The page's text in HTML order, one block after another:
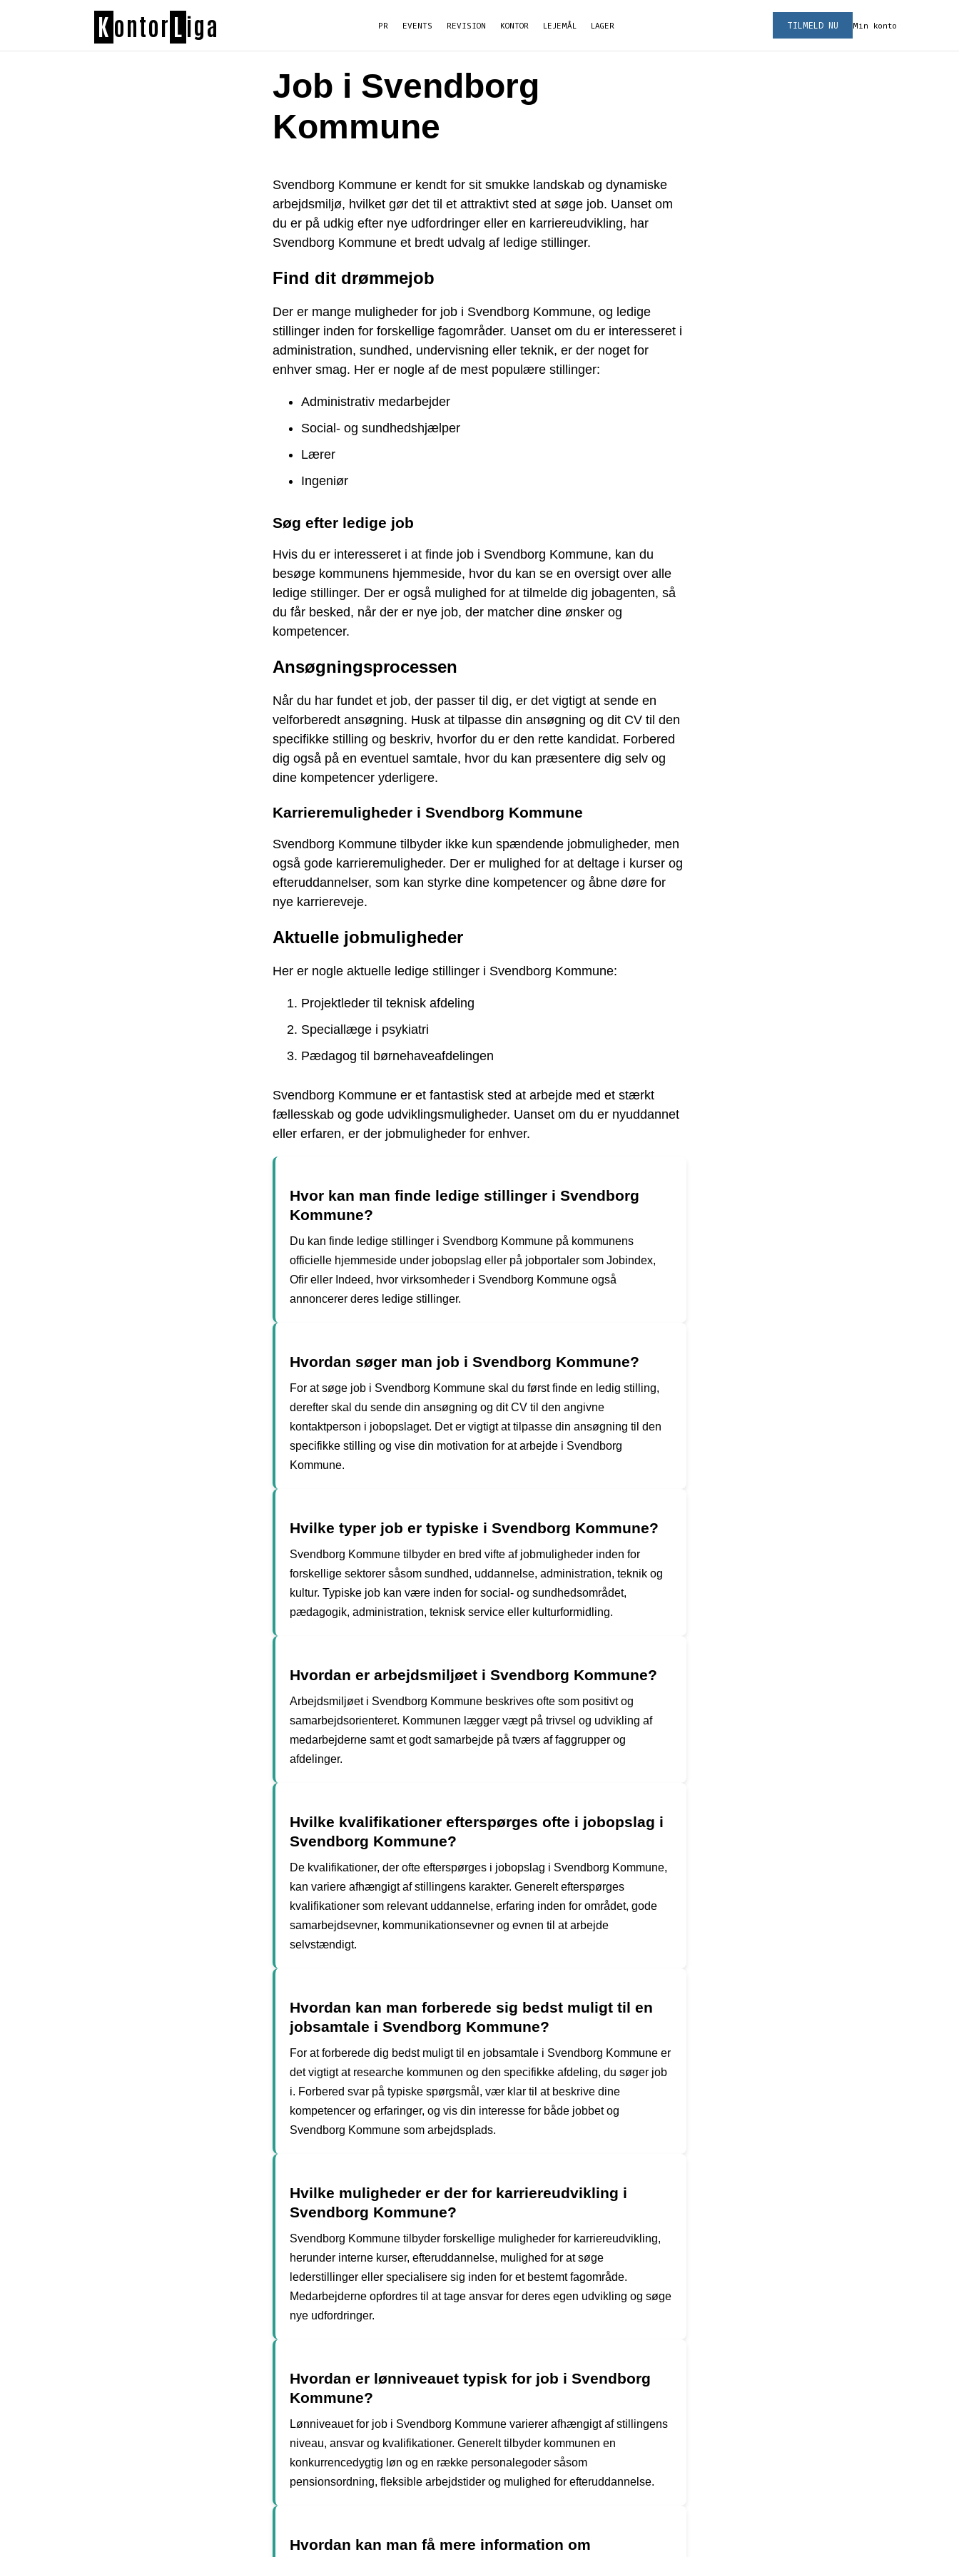
K ontor L iga PR EVENTS REVISION KONTOR LEJEMÅL LAGER Min konto
TILMELD NU
Job i Svendborg
Kommune
Svendborg Kommune er kendt for sit smukke landskab og dynamiske
arbejdsmiljø, hvilket gør det til et attraktivt sted at søge job. Uanset om
du er på udkig efter nye udfordringer eller en karriereudvikling, har
Svendborg Kommune et bredt udvalg af ledige stillinger.
Find dit drømmejob
Der er mange muligheder for job i Svendborg Kommune, og ledige
stillinger inden for forskellige fagområder. Uanset om du er interesseret i
administration, sundhed, undervisning eller teknik, er der noget for
enhver smag. Her er nogle af de mest populære stillinger:
Administrativ medarbejder
Social- og sundhedshjælper
Lærer
Ingeniør
Søg efter ledige job
Hvis du er interesseret i at finde job i Svendborg Kommune, kan du
besøge kommunens hjemmeside, hvor du kan se en oversigt over alle
ledige stillinger. Der er også mulighed for at tilmelde dig jobagenten, så
du får besked, når der er nye job, der matcher dine ønsker og
kompetencer.
Ansøgningsprocessen
Når du har fundet et job, der passer til dig, er det vigtigt at sende en
velforberedt ansøgning. Husk at tilpasse din ansøgning og dit CV til den
specifikke stilling og beskriv, hvorfor du er den rette kandidat. Forbered
dig også på en eventuel samtale, hvor du kan præsentere dig selv og
dine kompetencer yderligere.
Karrieremuligheder i Svendborg Kommune
Svendborg Kommune tilbyder ikke kun spændende jobmuligheder, men
også gode karrieremuligheder. Der er mulighed for at deltage i kurser og
efteruddannelser, som kan styrke dine kompetencer og åbne døre for
nye karriereveje.
Aktuelle jobmuligheder
Her er nogle aktuelle ledige stillinger i Svendborg Kommune:
Projektleder til teknisk afdeling
Speciallæge i psykiatri
Pædagog til børnehaveafdelingen
Svendborg Kommune er et fantastisk sted at arbejde med et stærkt
fællesskab og gode udviklingsmuligheder. Uanset om du er nyuddannet
eller erfaren, er der jobmuligheder for enhver.
Hvor kan man finde ledige stillinger i Svendborg
Kommune?
Du kan finde ledige stillinger i Svendborg Kommune på kommunens
officielle hjemmeside under jobopslag eller på jobportaler som Jobindex,
Ofir eller Indeed, hvor virksomheder i Svendborg Kommune også
annoncerer deres ledige stillinger.
Hvordan søger man job i Svendborg Kommune?
For at søge job i Svendborg Kommune skal du først finde en ledig stilling,
derefter skal du sende din ansøgning og dit CV til den angivne
kontaktperson i jobopslaget. Det er vigtigt at tilpasse din ansøgning til den
specifikke stilling og vise din motivation for at arbejde i Svendborg
Kommune.
Hvilke typer job er typiske i Svendborg Kommune?
Svendborg Kommune tilbyder en bred vifte af jobmuligheder inden for
forskellige sektorer såsom sundhed, uddannelse, administration, teknik og
kultur. Typiske job kan være inden for social- og sundhedsområdet,
pædagogik, administration, teknisk service eller kulturformidling.
Hvordan er arbejdsmiljøet i Svendborg Kommune?
Arbejdsmiljøet i Svendborg Kommune beskrives ofte som positivt og
samarbejdsorienteret. Kommunen lægger vægt på trivsel og udvikling af
medarbejderne samt et godt samarbejde på tværs af faggrupper og
afdelinger.
Hvilke kvalifikationer efterspørges ofte i jobopslag i
Svendborg Kommune?
De kvalifikationer, der ofte efterspørges i jobopslag i Svendborg Kommune,
kan variere afhængigt af stillingens karakter. Generelt efterspørges
kvalifikationer som relevant uddannelse, erfaring inden for området, gode
samarbejdsevner, kommunikationsevner og evnen til at arbejde
selvstændigt.
Hvordan kan man forberede sig bedst muligt til en
jobsamtale i Svendborg Kommune?
For at forberede dig bedst muligt til en jobsamtale i Svendborg Kommune er
det vigtigt at researche kommunen og den specifikke afdeling, du søger job
i. Forbered svar på typiske spørgsmål, vær klar til at beskrive dine
kompetencer og erfaringer, og vis din interesse for både jobbet og
Svendborg Kommune som arbejdsplads.
Hvilke muligheder er der for karriereudvikling i
Svendborg Kommune?
Svendborg Kommune tilbyder forskellige muligheder for karriereudvikling,
herunder interne kurser, efteruddannelse, mulighed for at søge
lederstillinger eller specialisere sig inden for et bestemt fagområde.
Medarbejderne opfordres til at tage ansvar for deres egen udvikling og søge
nye udfordringer.
Hvordan er lønniveauet typisk for job i Svendborg
Kommune?
Lønniveauet for job i Svendborg Kommune varierer afhængigt af stillingens
niveau, ansvar og kvalifikationer. Generelt tilbyder kommunen en
konkurrencedygtig løn og en række personalegoder såsom
pensionsordning, fleksible arbejdstider og mulighed for efteruddannelse.
Hvordan kan man få mere information om